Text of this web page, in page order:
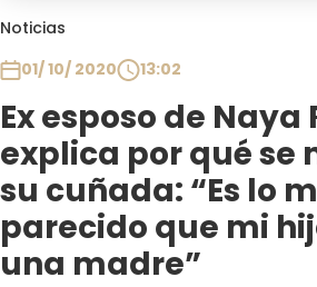
Noticias
01/ 10/ 2020
13:02
Ex esposo de Naya
explica por qué se
su cuñada: “Es lo
parecido que mi
una madre”
Plan Perfecto
El Tiempo
Sabingo
Todos Los Programas